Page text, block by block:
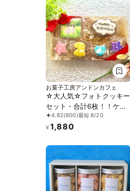
ッピング かわいい お菓子
お菓子工房アンドンカフェ
☆大人気☆フォトクッキー
セット・合計6枚！！ケー
キに飾っても♪
4.82(900)最短 8/20
¥ 1,880